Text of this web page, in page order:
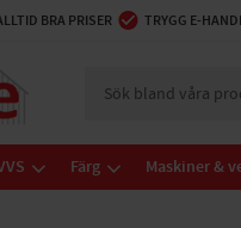
BRA PRISER TRYGG E-
Färg Maskiner &